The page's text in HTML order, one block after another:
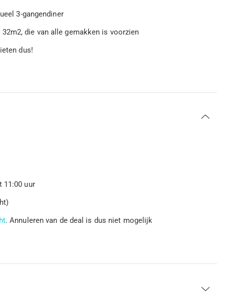
3-gangendiner
die van alle gemakken is voorzien
dus!
11:00 uur
. Annuleren van de deal is dus niet mogelijk